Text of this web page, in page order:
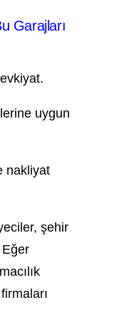
Garajları
uygun
nakliyat
şehir
Eğer